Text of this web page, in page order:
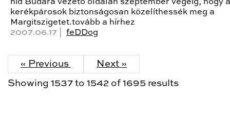
kerékpárosok biztonságosan közelíthessék meg a
Margitszigetet.tovább a hírhez
2007.06.17 | feDDog
« Previous Next »
Showing 1537 to 1542 of 1695 results